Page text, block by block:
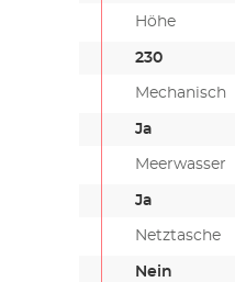
Höhe
230
Mechanisch
Ja
Meerwasser
Ja
Netztasche
Nein